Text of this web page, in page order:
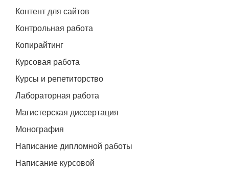
Контент для сайтов
Контрольная работа
Копирайтинг
Курсовая работа
Курсы и репетиторство
Лабораторная работа
Магистерская диссертация
Монография
Написание дипломной работы
Написание курсовой